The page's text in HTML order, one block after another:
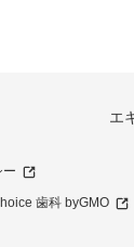
エ
ー
歯科 byGMO